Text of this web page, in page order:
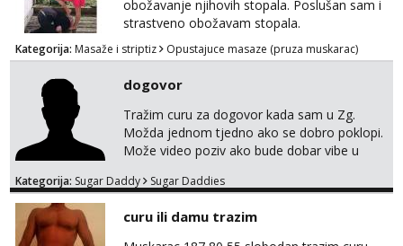
obožavanje njihovih stopala. Poslušan sam i
strastveno obožavam stopala.
Kategorija: Masaže i striptiz Opustajuce masaze (pruza muskarac)
dogovor
Tražim curu za dogovor kada sam u Zg.
Možda jednom tjedno ako se dobro poklopi.
Može video poziv ako bude dobar vibe u
ponude. Moje preference su duga kosa, do
Eventualne iznimke mogu biti zbog dobre
osobnosti i iskrene komunikacije. Tg:
Kategorija: Sugar Daddy Sugar Daddies
curu ili damu trazim